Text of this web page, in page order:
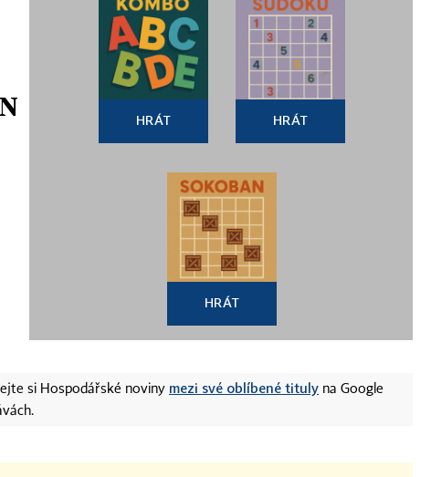
HRÁT HRÁT
HRÁT
si Hospodářské noviny mezi své oblíbené tituly na Google